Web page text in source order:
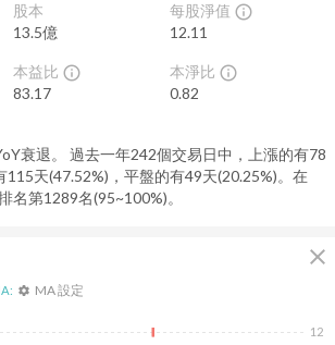
股本
13.5億
每股淨值 info_outline
12.11
本益比 info_outline
83.17
本淨比 info_outline
0.82
衰退。 過去一年242個交易日中，上漲的有78
115天(47.52%)，平盤的有49天(20.25%)。在
名第1289名(95~100%)。
close
12
settings MA 設定